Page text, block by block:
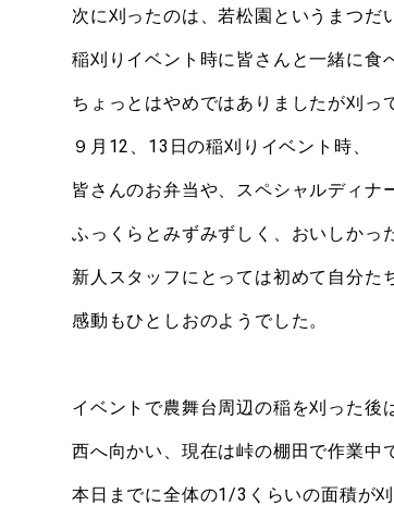
次に刈ったのは、若松園というまつだ
稲刈りイベント時に皆さんと一緒に食
ちょっとはやめではありましたが刈っ
９月12、13日の稲刈りイベント時、
皆さんのお弁当や、スペシャルディナ
ふっくらとみずみずしく、おいしかっ
新人スタッフにとっては初めて自分た
感動もひとしおのようでした。
イベントで農舞台周辺の稲を刈った後
西へ向かい、現在は峠の棚田で作業中
本日までに全体の1/3くらいの面積が刈